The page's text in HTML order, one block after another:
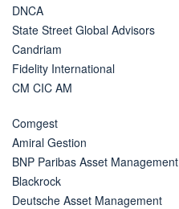
DNCA
State Street Global Advisors
Candriam
Fidelity International
CM CIC AM
Comgest
Amiral Gestion
BNP Paribas Asset Management
Blackrock
Deutsche Asset Management